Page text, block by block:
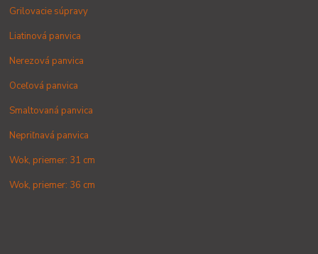
Grilovacie súpravy
Liatinová panvica
Nerezová panvica
Oceľová panvica
Smaltovaná panvica
Nepriľnavá panvica
Wok, priemer: 31 cm
Wok, priemer: 36 cm